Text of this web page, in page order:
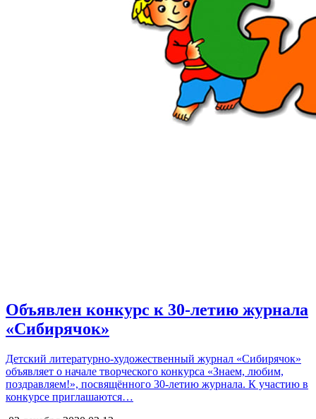
Объявлен конкурс к 30-летию журнала
«Сибирячок»
Детский литературно-художественный журнал «Сибирячок»
объявляет о начале творческого конкурса «Знаем, любим,
поздравляем!», посвящённого 30-летию журнала. К участию в
конкурсе приглашаются…